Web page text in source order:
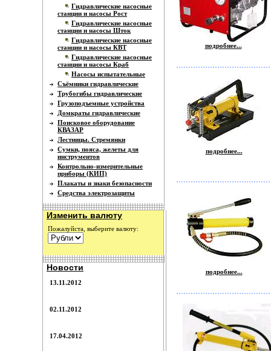
Гидравлические насосные
станции и насосы Рост
Гидравлические насосные
станции и насосы Шток
Гидравлические насосные
станции и насосы КВТ
Гидравлические насосные
станции и насосы Краб
Насосы испытательные
Съёмники гидравлические
Трубогибы гидравлические
Грузоподъемные устройства
Домкраты гидравлические
Поисковое оборудование
КВАЗАР
Лестницы. Стремянки
Сумки, пояса, желеты для
инструментов
Контрольно-измерительные
приборы (КИП)
Плакаты и знаки безопасности
Средства электрозащиты
Изменить валюту
Пожалуйста, выберите валюту:
Новости
13.11.2012
02.11.2012
17.04.2012
подробнее...
подробнее...
подробнее...